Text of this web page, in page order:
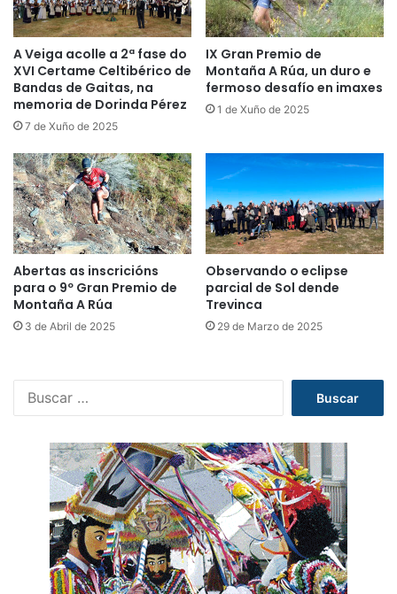
A Veiga acolle a 2ª fase do
XVI Certame Celtibérico de
Bandas de Gaitas, na
memoria de Dorinda Pérez
7 de Xuño de 2025
IX Gran Premio de
Montaña A Rúa, un duro e
fermoso desafío en imaxes
1 de Xuño de 2025
Abertas as inscricións
para o 9º Gran Premio de
Montaña A Rúa
3 de Abril de 2025
Observando o eclipse
parcial de Sol dende
Trevinca
29 de Marzo de 2025
c
a
r
: